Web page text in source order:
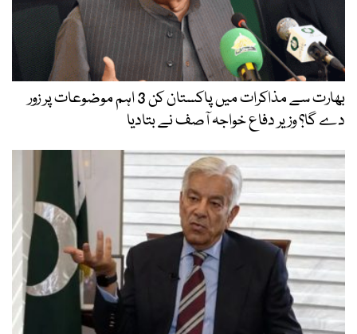
بھارت سے مذاکرات میں پاکستان کن 3 اہم موضوعات پر زور
دے گا؟ وزیر دفاع خواجہ آصف نے بتادیا